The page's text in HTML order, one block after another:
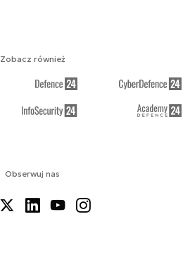
Obserwuj nas
Zobacz również